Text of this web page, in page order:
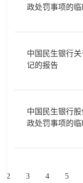
政处罚事项的
中国民生银行
记的报告
中国民生银行
政处罚事项的
2 3 4 5